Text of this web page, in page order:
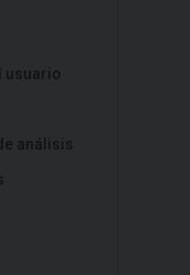
usuario
análisis